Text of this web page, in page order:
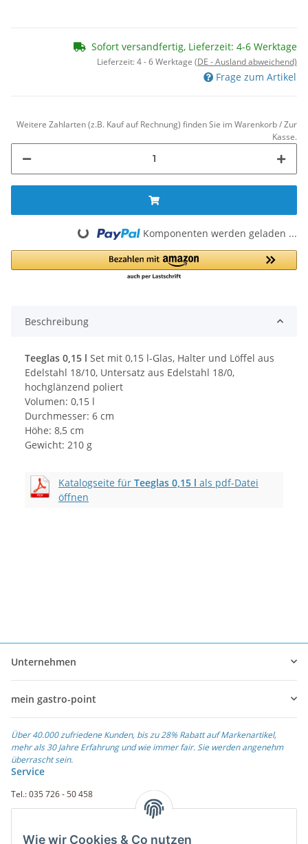
Sofort versandfertig, Lieferzeit: 4-6 Werktage
Lieferzeit:4 - 6 Werktage (DE - Ausland abweichend)
Frage zum Artikel
Weitere Zahlarten (z.B. Kauf auf Rechnung) finden Sie im Warenkorb / Zur
Kasse.
Loading... Komponenten werden geladen ...
Beschreibung
Teeglas 0,15 l Set mit 0,15 l-Glas, Halter und Löffel aus
Edelstahl 18/10, Untersatz aus Edelstahl 18/0,
hochglänzend poliert
Volumen: 0,15 l
Durchmesser: 6 cm
Höhe: 8,5 cm
Gewicht: 210 g
Katalogseite für Teeglas 0,15 l als pdf-Datei
öffnen
Unternehmen
mein gastro-point
Über 40.000 zufriedene Kunden, bis zu 28% Rabatt auf Markenartikel,
mehr als 30 Jahre Erfahrung und wie immer fair. Sie werden angenehm
überrascht sein.
Service
Tel.: 035 726 - 50 458
Wie wir Cookies & Co nutzen